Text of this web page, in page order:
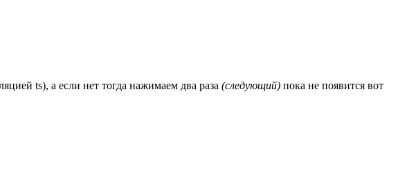
ts), а если нет тогда нажимаем два раза (следующий) пока не появится вот